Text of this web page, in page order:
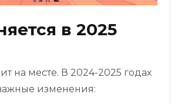
в 2025
на месте. В 2024-2025 годах
изменения: